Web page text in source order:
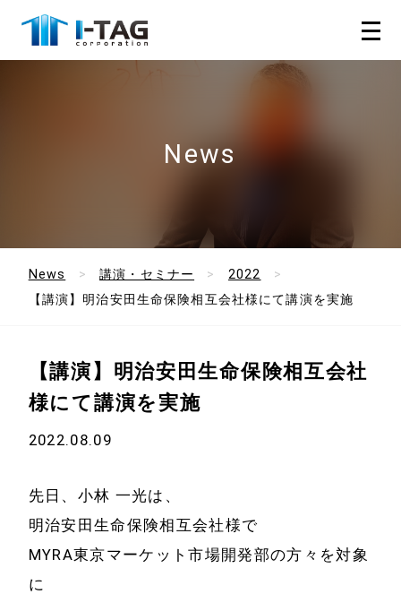
News
News 講演・セミナー
2022
【講演】明治安田生命保険相互会社様にて講演を実施
【講演】明治安田生命保険相互会社
様にて講演を実施
2022.08.09
先日、小林 一光は、
明治安田生命保険相互会社様で
MYRA東京マーケット市場開発部の方々を対象
に